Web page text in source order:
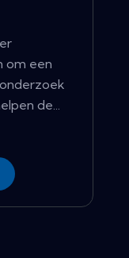
een
de...